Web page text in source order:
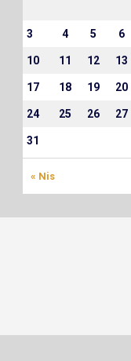
« Nis
3 4 5 6
10 11 12 13
17 18 19 20
24 25 26 27
31